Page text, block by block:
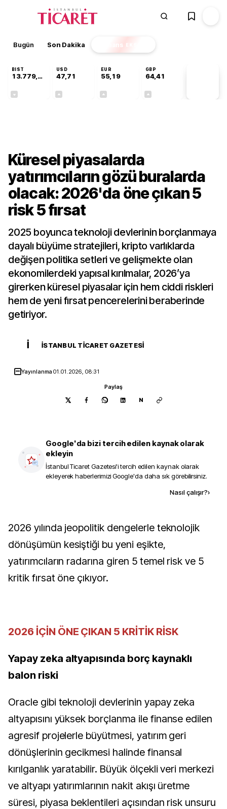
Bugün Son Dakika Finans EKSTRA
BIST
13.779,39
USD
47,71
EUR
55,19
GBP
64,41
Küresel piyasalarda
yatırımcıların gözü buralarda
olacak: 2026'da öne çıkan 5
risk 5 fırsat
2025 boyunca teknoloji devlerinin borçlanmaya
dayalı büyüme stratejileri, kripto varlıklarda
değişen politika setleri ve gelişmekte olan
ekonomilerdeki yapısal kırılmalar, 2026’ya
girerken küresel piyasalar için hem ciddi riskleri
hem de yeni fırsat pencerelerini beraberinde
getiriyor.
İ İSTANBUL TICARET GAZETESI
Yayınlanma01.01.2026, 08:31
Paylaş
N
Google'da bizi tercih edilen kaynak olarak
ekleyin
İstanbul Ticaret Gazetesi'i tercih edilen kaynak olarak
ekleyerek haberlerimizi Google'da daha sık görebilirsiniz.
Nasıl çalışır?›
2026 yılında jeopolitik dengelerle teknolojik
dönüşümün kesiştiği bu yeni eşikte,
yatırımcıların radarına giren 5 temel risk ve 5
kritik fırsat öne çıkıyor.
2026 İÇİN ÖNE ÇIKAN 5 KRİTİK RİSK
Yapay zeka altyapısında borç kaynaklı
balon riski
Oracle gibi teknoloji devlerinin yapay zeka
altyapısını yüksek borçlanma ile finanse edilen
agresif projelerle büyütmesi, yatırım geri
dönüşlerinin gecikmesi halinde finansal
kırılganlık yaratabilir. Büyük ölçekli veri merkezi
ve altyapı yatırımlarının nakit akışı üretme
süresi, piyasa beklentileri açısından risk unsuru